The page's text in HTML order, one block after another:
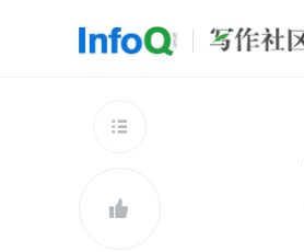
查看更多

